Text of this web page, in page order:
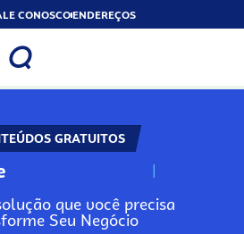
CONOSCOENDEREÇOS
GRATUITOS
N
que você precisa
Seu Negócio